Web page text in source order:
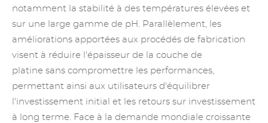
notamment la stabilité à des températures élevées et
sur une large gamme de pH. Parallèlement, les
améliorations apportées aux procédés de fabrication
visent à réduire l'épaisseur de la couche de
platine sans compromettre les performances,
permettant ainsi aux utilisateurs d'équilibrer
l'investissement initial et les retours sur investissement
à long terme. Face à la demande mondiale croissante